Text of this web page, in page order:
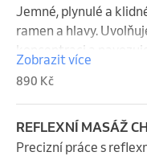
maximálně příjemně
Jemné, plynulé a
ramen a hlavy.
koncentraci a
dlouhodobém stresu
Zobrazit více
890 Kč
REFLEXNÍ MASÁŽ
Precizní práce s